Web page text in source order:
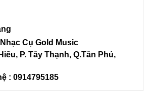
Cụ Gold Music
P. Tây Thạnh, Q.Tân Phú,
: 0914795185